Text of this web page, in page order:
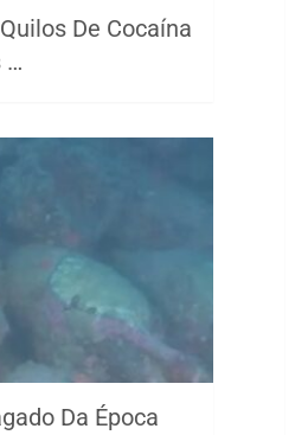
De Cocaína
…
Da Época